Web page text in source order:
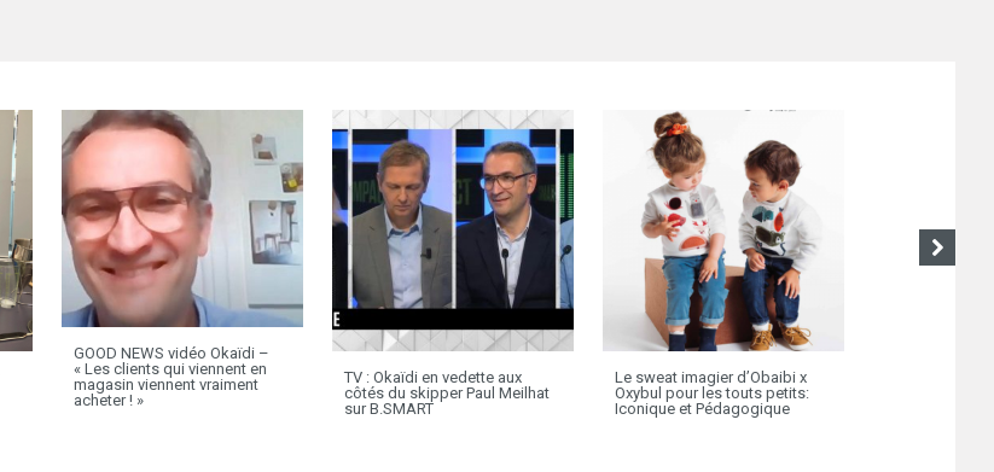
GOOD NEWS vidéo Okaïdi –
« Les clients qui viennent en
magasin viennent vraiment
acheter ! »
TV : Okaïdi en vedette aux
côtés du skipper Paul Meilhat
sur B.SMART
Le sweat imagier d’Obaibi x
Oxybul pour les touts petits:
Iconique et Pédagogique